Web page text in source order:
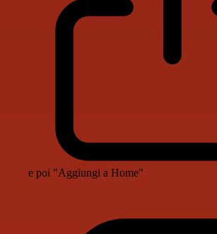
e poi "Aggiungi a Home"